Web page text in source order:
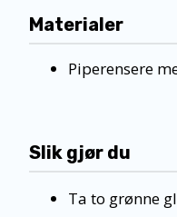
Materialer
Piperensere
Slik gjør du
Ta to grønne